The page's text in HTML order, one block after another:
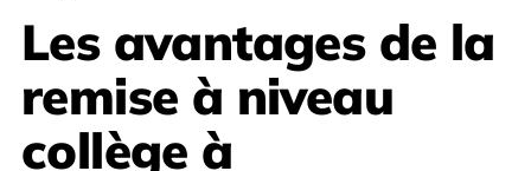
Les avantages de la
remise à niveau
collège à